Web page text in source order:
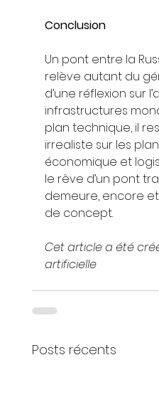
Conclusion
Un pont entre la
relève autant du
d’une réflexion sur
infrastructures
plan technique, il
irrealiste sur les
économique et
le rêve d’un pont
demeure, encore
de concept.
Cet article a été
artificielle
Posts récents